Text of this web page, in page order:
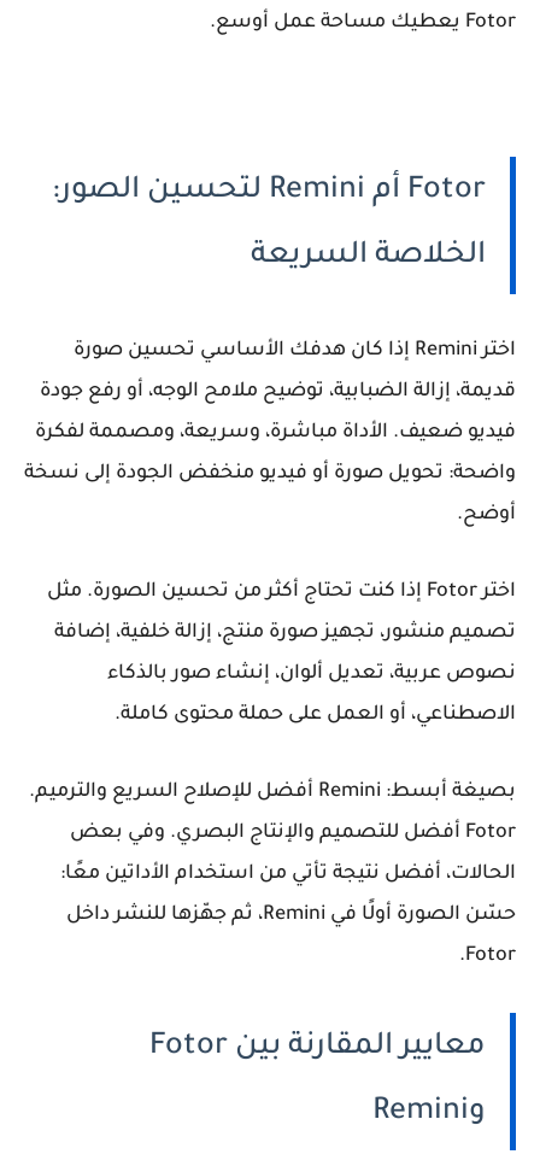
Fotor يعطيك مساحة عمل أوسع.
Fotor أم Remini لتحسين الصور:
الخلاصة السريعة
اختر Remini إذا كان هدفك الأساسي تحسين صورة
قديمة، إزالة الضبابية، توضيح ملامح الوجه، أو رفع جودة
فيديو ضعيف. الأداة مباشرة، وسريعة، ومصممة لفكرة
واضحة: تحويل صورة أو فيديو منخفض الجودة إلى نسخة
أوضح.
اختر Fotor إذا كنت تحتاج أكثر من تحسين الصورة. مثل
تصميم منشور، تجهيز صورة منتج، إزالة خلفية، إضافة
نصوص عربية، تعديل ألوان، إنشاء صور بالذكاء
الاصطناعي، أو العمل على حملة محتوى كاملة.
بصيغة أبسط: Remini أفضل للإصلاح السريع والترميم.
Fotor أفضل للتصميم والإنتاج البصري. وفي بعض
الحالات، أفضل نتيجة تأتي من استخدام الأداتين معًا:
حسّن الصورة أولًا في Remini، ثم جهّزها للنشر داخل
Fotor.
معايير المقارنة بين Fotor
وRemini